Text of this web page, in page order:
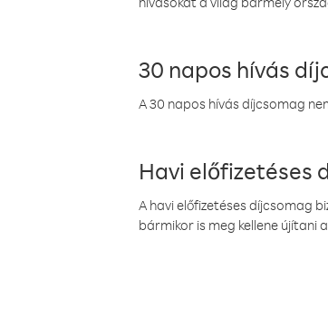
30 napos hívás
A 30 napos hívás díjcsomag
Havi előfizetéses
A havi előfizetéses díjcsomag
bármikor is meg kellene újítani